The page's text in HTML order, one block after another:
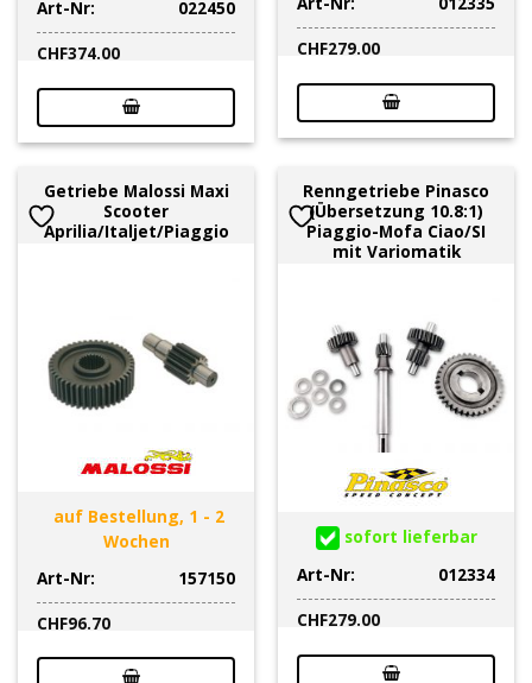
Art-Nr:
022450
CHF374.00
CHF279.00
Getriebe Malossi Maxi
Scooter
Aprilia/Italjet/Piaggio
auf Bestellung, 1 - 2
Wochen
Art-Nr:
157150
CHF96.70
Renngetriebe Pinasco
(Übersetzung 10.8:1)
Piaggio-Mofa Ciao/SI
mit Variomatik
sofort lieferbar
Art-Nr:
012334
CHF279.00